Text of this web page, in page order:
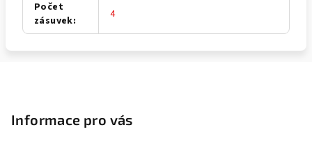
Počet
zásuvek: 4
Informace pro vás